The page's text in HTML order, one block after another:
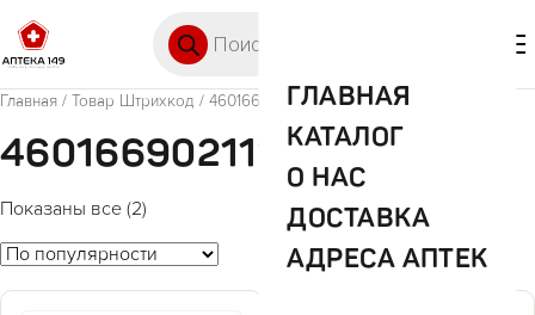
ГЛАВНАЯ
КАТАЛОГ
О НАС
ДОСТАВКА
АДРЕСА АПТЕК
Главная / Товар Штрихкод / 4601669021113
4601669021113
Показаны все (2)